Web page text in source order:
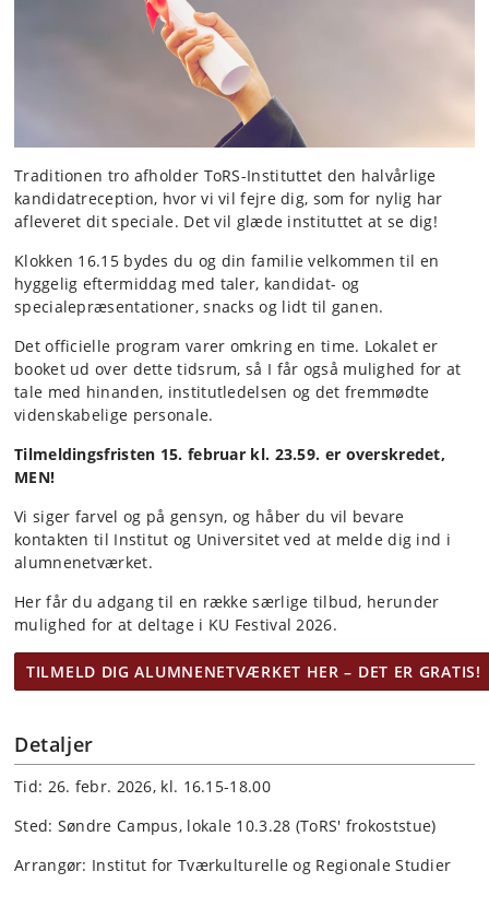
Traditionen tro afholder ToRS-Instituttet den halvårlige
kandidatreception, hvor vi vil fejre dig, som for nylig har
afleveret dit speciale. Det vil glæde instituttet at se dig!
Klokken 16.15 bydes du og din familie velkommen til en
hyggelig eftermiddag med taler, kandidat- og
specialepræsentationer, snacks og lidt til ganen.
Det officielle program varer omkring en time. Lokalet er
booket ud over dette tidsrum, så I får også mulighed for at
tale med hinanden, institutledelsen og det fremmødte
videnskabelige personale.
Tilmeldingsfristen 15. februar kl. 23.59. er overskredet,
MEN!
Vi siger farvel og på gensyn, og håber du vil bevare
kontakten til Institut og Universitet ved at melde dig ind i
alumnenetværket.
Her får du adgang til en række særlige tilbud, herunder
mulighed for at deltage i KU Festival 2026.
TILMELD DIG ALUMNENETVÆRKET HER – DET ER GRATIS!
Detaljer
Tid: 26. febr. 2026, kl. 16.15-18.00
Sted: Søndre Campus, lokale 10.3.28 (ToRS' frokoststue)
Arrangør: Institut for Tværkulturelle og Regionale Studier